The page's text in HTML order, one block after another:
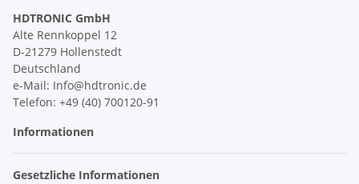
HDTRONIC GmbH
Alte Rennkoppel 12
D-21279 Hollenstedt
Deutschland
e-Mail: Info@hdtronic.de
Telefon: +49 (40) 700120-91
Informationen
Gesetzliche Informationen